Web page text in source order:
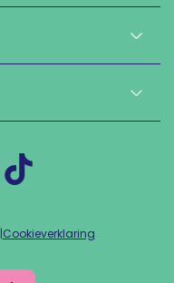
TikTok
|Cookieverklaring